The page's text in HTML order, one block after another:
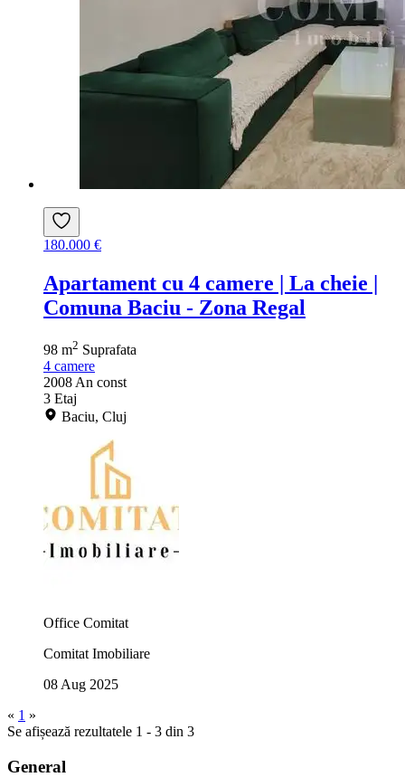
180.000 €
Apartament cu 4 camere | La cheie |
Comuna Baciu - Zona Regal
98 m2 Suprafata
4 camere
2008 An const
3 Etaj
Baciu, Cluj
Office Comitat
Comitat Imobiliare
08 Aug 2025
« 1 »
Se afișează rezultatele 1 - 3 din 3
General